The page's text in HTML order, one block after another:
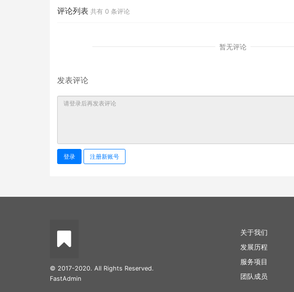
评论列表 共有 0 条评论
暂无评论
发表评论
登录 注册新账号
© 2017-2020. All Rights Reserved.
FastAdmin
关于我们
发展历程
服务项目
团队成员